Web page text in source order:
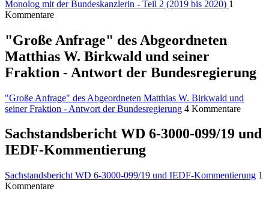
Monolog mit der Bundeskanzlerin - Teil 2 (2019 bis 2020) 1
Kommentare
"Große Anfrage" des Abgeordneten
Matthias W. Birkwald und seiner
Fraktion - Antwort der Bundesregierung
"Große Anfrage" des Abgeordneten Matthias W. Birkwald und
seiner Fraktion - Antwort der Bundesregierung 4 Kommentare
Sachstandsbericht WD 6-3000-099/19 und
IEDF-Kommentierung
Sachstandsbericht WD 6-3000-099/19 und IEDF-Kommentierung 1
Kommentare